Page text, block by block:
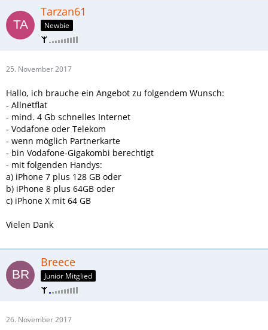
Tarzan61
Newbie
25. November 2017
Hallo, ich brauche ein Angebot zu folgendem Wunsch:
- Allnetflat
- mind. 4 Gb schnelles Internet
- Vodafone oder Telekom
- wenn möglich Partnerkarte
- bin Vodafone-Gigakombi berechtigt
- mit folgenden Handys:
a) iPhone 7 plus 128 GB oder
b) iPhone 8 plus 64GB oder
c) iPhone X mit 64 GB
Vielen Dank
Breece
Junior Mitglied
26. November 2017